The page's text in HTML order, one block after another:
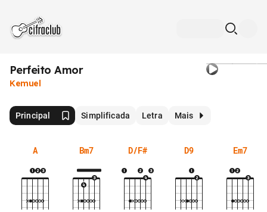
Perfeito Amor
Kemuel
Principal Simplificada Letra Mais
A Bm7 D/F# D9 Em7